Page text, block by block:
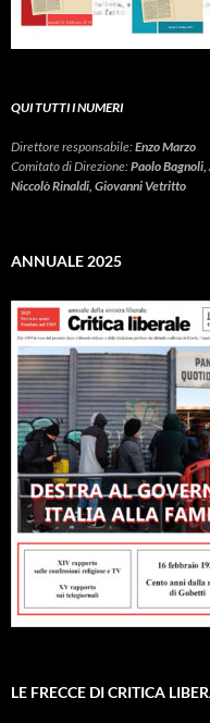
QUI TUTTI I NUMERI
Direttore responsabile:Enzo Marzo
Comitato di Direzione:Paolo
Niccolò Rinaldi, Giovanni Vetritto
ANNUALE 2025
LE FRECCE DI CRITICA